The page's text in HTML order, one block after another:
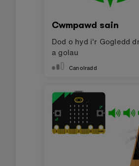
Cwmpawd sain
Dod o hyd i'r Gogledd
a golau
Canolradd